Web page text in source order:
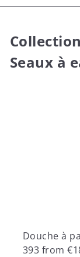
Seaux à
Douche à
393 from